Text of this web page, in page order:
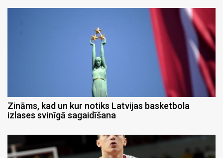
Zināms, kad un kur notiks Latvijas basketbola
izlases svinīgā sagaidīšana